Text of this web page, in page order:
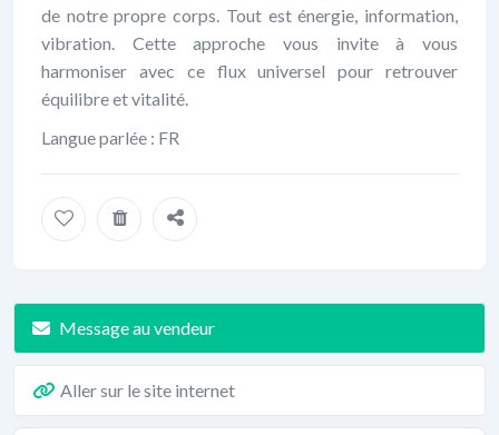
de notre propre corps. Tout est énergie, information,
vibration. Cette approche vous invite à vous
harmoniser avec ce flux universel pour retrouver
équilibre et vitalité.
Langue parlée : FR
Message au vendeur
Aller sur le site internet